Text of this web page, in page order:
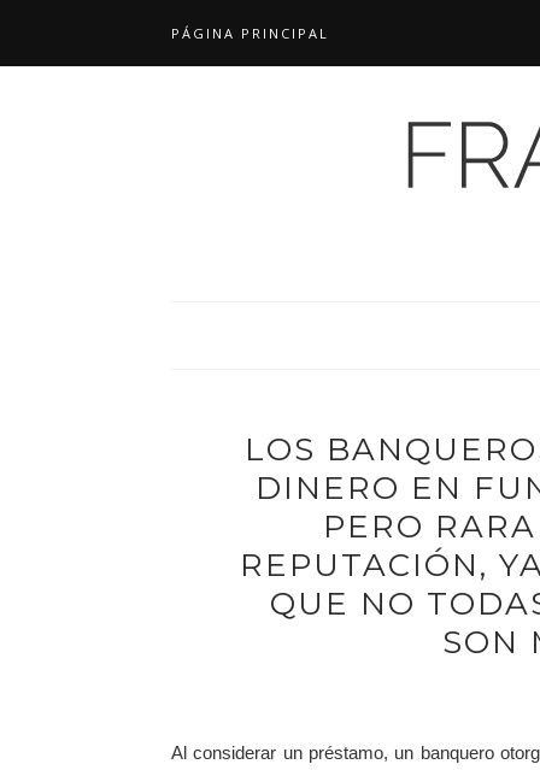
PÁGINA PRINCIPAL
LOS
DINERO EN
PERO
REPUTACIÓN,
QUE NO
SON
Al considerar un préstamo, un banquero